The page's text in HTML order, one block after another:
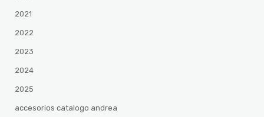
2021
2022
2023
2024
2025
accesorios catalogo andrea